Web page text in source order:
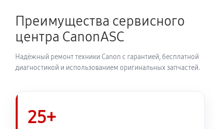
Замена печатной головки
1350 руб 60 минут
Замена печки МФУ Canon i-SENSYS LBP7110Cw
Замена термопленки МФУ Canon i-SENSYS
LBP7110Cw
Преимущества сервисного
центра CanonASC
Надёжный ремонт техники Canon с гарантией, бесплатной
диагностикой и использованием оригинальных запчастей.
25+